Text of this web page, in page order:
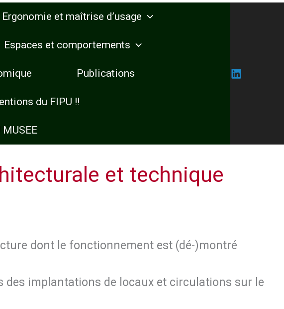
Ergonomie et maîtrise d’usage
Espaces et comportements
Publications
du FIPU !!
et technique
dont le fonctionnement est (dé-)montré
des implantations de locaux et circulations sur le